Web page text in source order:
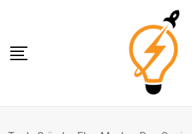
content